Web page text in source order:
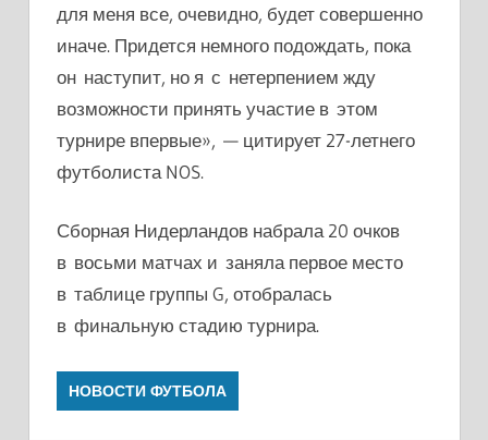
для меня все, очевидно, будет совершенно
иначе. Придется немного подождать, пока
он наступит, но я с нетерпением жду
возможности принять участие в этом
турнире впервые», — цитирует 27-летнего
футболиста NOS.
Сборная Нидерландов набрала 20 очков
в восьми матчах и заняла первое место
в таблице группы G, отобралась
в финальную стадию турнира.
НОВОСТИ ФУТБОЛА